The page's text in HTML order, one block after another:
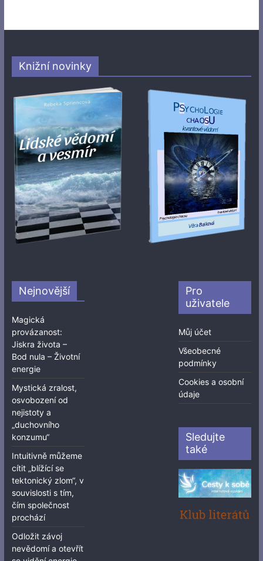
Knižní novinky
Nejnovější
Magická
provázanost:
Jiskra života –
Bod nula – Životní
energie
Mystická zralost,
osvobození od
nejistoty a
„duchovního
konzumu“
Intuitivně můžeme
cítit „blížící se
tektonický zlom“, v
souvislosti s tím,
čím společnost
prochází
Odložit závoj
nevědomí a otevřít
Pro
uživatele
Můj účet
Všeobecné
podmínky
Cookies a osobní
údaje
Sledujte
také